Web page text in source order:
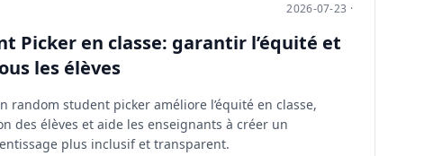
2026-07-23 ·
Picker en classe: garantir l’équité et
les élèves
random student picker améliore l’équité en classe,
des élèves et aide les enseignants à créer un
plus inclusif et transparent.